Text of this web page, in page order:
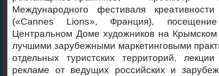
Международного фестиваля
(«Cannes Lions», Франция),
Центральном Доме художников на Крымском
лучшими зарубежными маркетинговыми
отдельных туристских территорий,
рекламе от ведущих российских и